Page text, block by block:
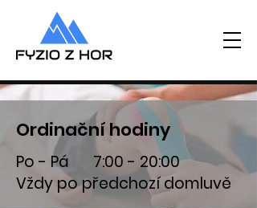
Ordinační hodiny
Po - Pá 7:00 - 20:00
Vždy po předchozí domluvě